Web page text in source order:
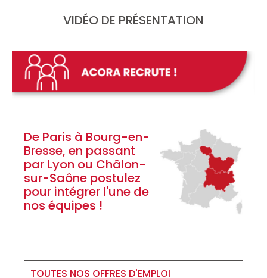
VIDÉO DE PRÉSENTATION
De Paris à Bourg-en-
Bresse, en passant
par Lyon ou Châlon-
sur-Saône postulez
pour intégrer l'une de
nos équipes !
TOUTES NOS OFFRES D'EMPLOI